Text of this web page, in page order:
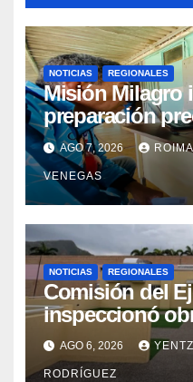
NOTICIAS REGIONALES
Misión Milagro
preparación
cataratas en
AGO 7, 2026
VENEGAS
NOTICIAS REGIONALES
Comisión del
inspeccionó
recuperación
Integral Aragua
AGO 6, 2026
RODRÍGUEZ